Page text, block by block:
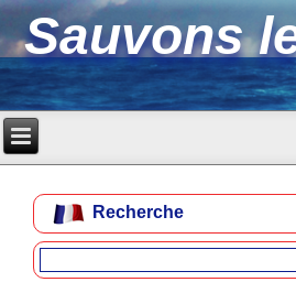
Sauvons
Recherche